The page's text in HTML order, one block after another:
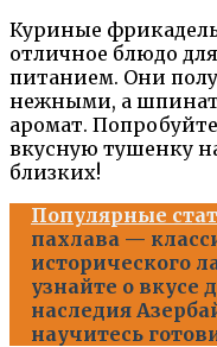
Куриные
отличное блюдо
питанием. Они
нежными, а шпинат
аромат.
вкусную тушенку
близких!
Популярные
пахлава —
исторического
узнайте о вкусе
наследия
научитесь